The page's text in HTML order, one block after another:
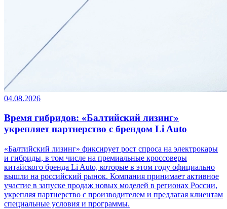
04.08.2026
Время гибридов: «Балтийский лизинг»
укрепляет партнерство с брендом Li Auto
«Балтийский лизинг» фиксирует рост спроса на электрокары
и гибриды, в том числе на премиальные кроссоверы
китайского бренда Li Auto, которые в этом году официально
вышли на российский рынок. Компания принимает активное
участие в запуске продаж новых моделей в регионах России,
укрепляя партнерство с производителем и предлагая клиентам
специальные условия и программы.